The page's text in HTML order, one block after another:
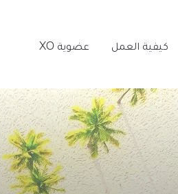
كيفية العمل عضوية XO